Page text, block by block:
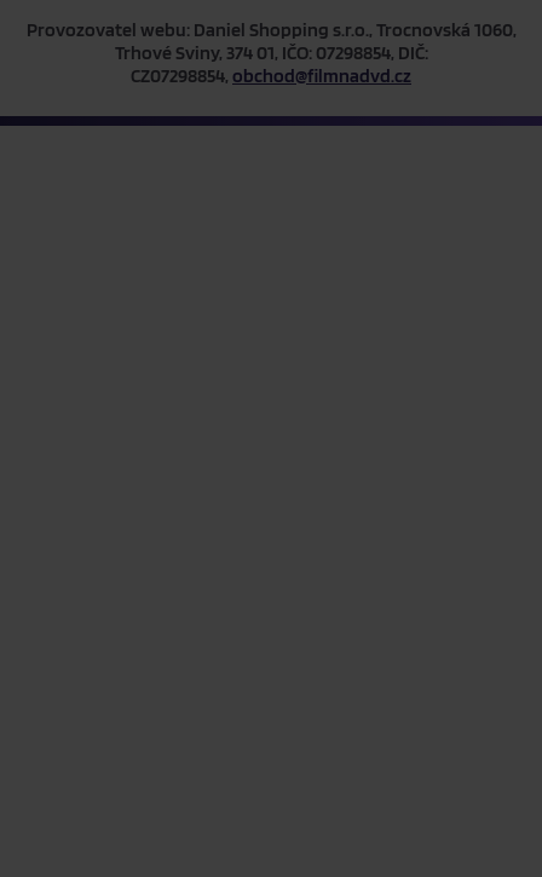
Provozovatel webu: Daniel Shopping s.r.o., Trocnovská 1060,
Trhové Sviny, 374 01, IČO: 07298854, DIČ:
CZ07298854, obchod@filmnadvd.cz